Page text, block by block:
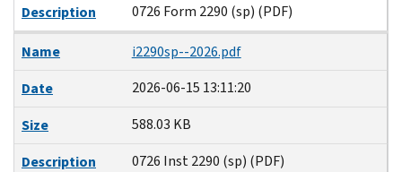
Description
0726 Form 2290 (sp) (PDF)
Name
i2290sp--2026.pdf
Date
2026-06-15 13:11:20
Size
588.03 KB
Description
0726 Inst 2290 (sp) (PDF)